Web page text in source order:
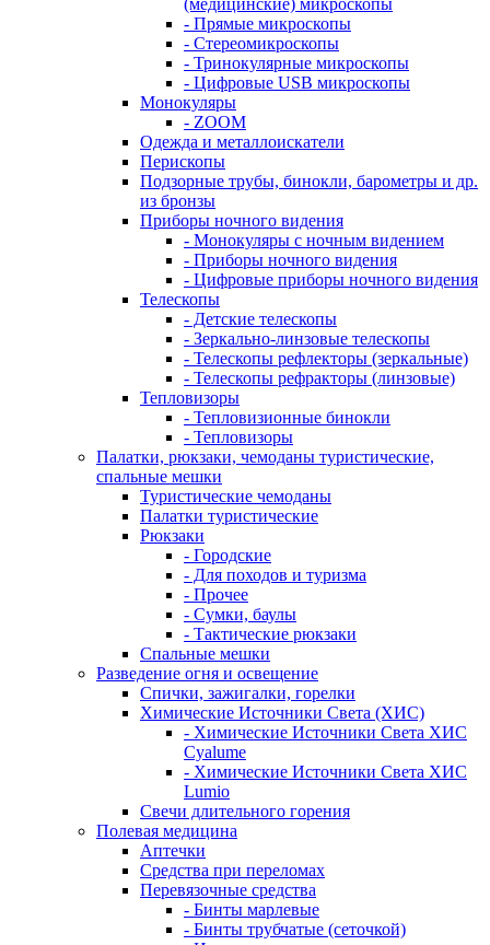
(медицинские) микроскопы
- Прямые микроскопы
- Стереомикроскопы
- Тринокулярные микроскопы
- Цифровые USB микроскопы
Монокуляры
- ZOOM
Одежда и металлоискатели
Перископы
Подзорные трубы, бинокли, барометры и др.
из бронзы
Приборы ночного видения
- Монокуляры с ночным видением
- Приборы ночного видения
- Цифровые приборы ночного видения
Телескопы
- Детские телескопы
- Зеркально-линзовые телескопы
- Телескопы рефлекторы (зеркальные)
- Телескопы рефракторы (линзовые)
Тепловизоры
- Тепловизионные бинокли
- Тепловизоры
Палатки, рюкзаки, чемоданы туристические,
спальные мешки
Туристические чемоданы
Палатки туристические
Рюкзаки
- Городские
- Для походов и туризма
- Прочее
- Сумки, баулы
- Тактические рюкзаки
Спальные мешки
Разведение огня и освещение
Спички, зажигалки, горелки
Химические Источники Света (ХИС)
- Химические Источники Света ХИС
Cyalume
- Химические Источники Света ХИС
Lumio
Свечи длительного горения
Полевая медицина
Аптечки
Средства при переломах
Перевязочные средства
- Бинты марлевые
- Бинты трубчатые (сеточкой)